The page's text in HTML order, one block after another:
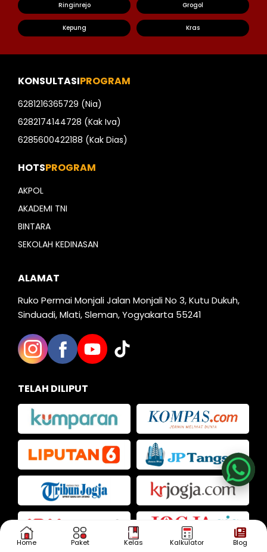
Home Paket Kelas Kalkulator Blog
Ringinrejo Grogol
Kepung Kras
Kak Iva
Kak Dias
KONSULTASIPROGRAM
6281216365729 (Nia)
6282174144728 (Kak Iva)
6285600422188 (Kak Dias)
HOTSPROGRAM
AKPOL
AKADEMI TNI
BINTARA
SEKOLAH KEDINASAN
ALAMAT
Ruko Permai Monjali Jalan Monjali No 3, Kutu Dukuh,
Sinduadi, Mlati, Sleman, Yogyakarta 55241
TELAH DILIPUT